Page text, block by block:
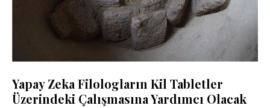
Yapay Zeka Filologların Kil Tabletler
Üzerindeki Çalışmasına Yardımcı Olacak